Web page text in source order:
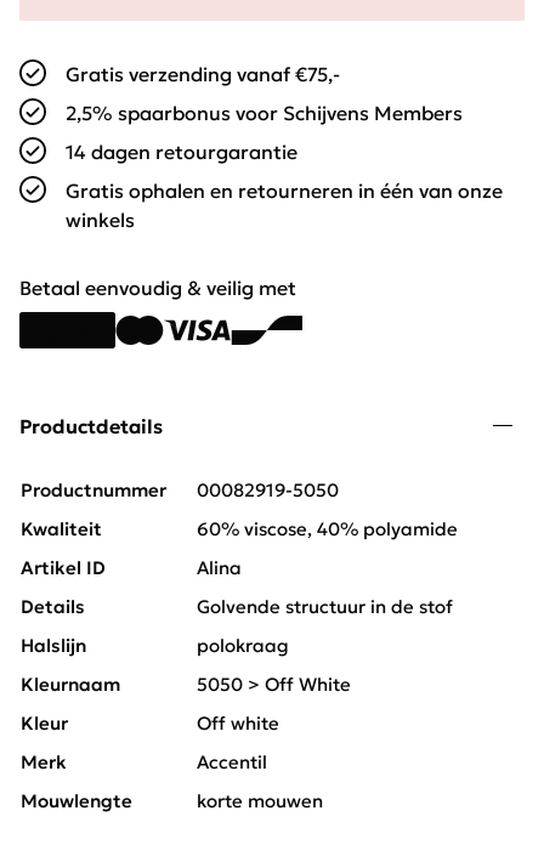
Gratis verzending vanaf €75,-
2,5% spaarbonus voor Schijvens Members
14 dagen retourgarantie
Gratis ophalen en retourneren in één van onze
winkels
Betaal eenvoudig & veilig met
Productdetails
Productnummer
00082919-5050
Kwaliteit
60% viscose, 40% polyamide
Artikel ID
Alina
Details
Golvende structuur in de stof
Halslijn
polokraag
Kleurnaam
5050 > Off White
Kleur
Off white
Merk
Accentil
Mouwlengte
korte mouwen